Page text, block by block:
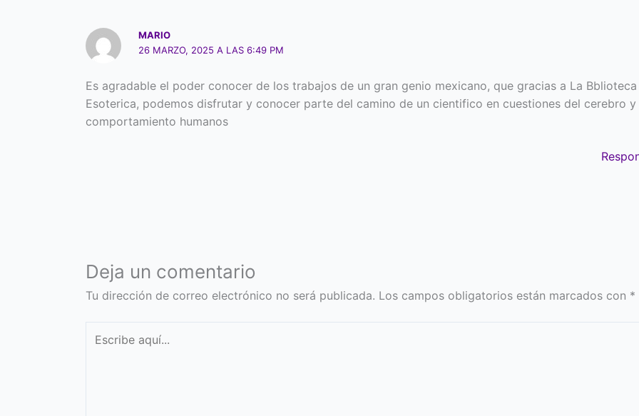
MARIO
26 MARZO, 2025 A LAS 6:49 PM
Es agradable el poder conocer de los trabajos de un gran genio mexicano, que gracias a La Bblioteca
Esoterica, podemos disfrutar y conocer parte del camino de un cientifico en cuestiones del cerebro y
comportamiento humanos
Deja un comentario
Tu dirección de correo electrónico no será publicada. Los campos obligatorios están marcados con *
aquí...